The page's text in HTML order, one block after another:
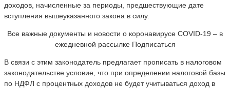
доходов, начисленные за периоды, предшествующие дате
вступления вышеуказанного закона в силу.
Все важные документы и новости о коронавирусе COVID-19 – в
ежедневной рассылке Подписаться
В связи с этим законодатель предлагает прописать в налоговом
законодательстве условие, что при определении налоговой базы
по НДФЛ с процентных доходов не будет учитываться доход в